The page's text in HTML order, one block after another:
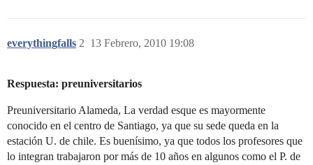
everythingfalls 13 Febrero, 2010 19:08
2
Respuesta: preuniversitarios
Preuniversitario Alameda, La verdad esque es mayormente
conocido en el centro de Santiago, ya que su sede queda en la
estación U. de chile. Es buenísimo, ya que todos los profesores que
lo integran trabajaron por más de 10 años en algunos como el P. de